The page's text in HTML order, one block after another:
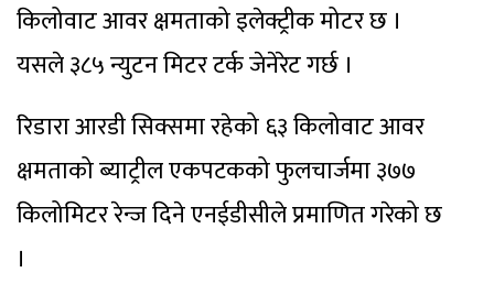
किलोवाट आवर क्षमताको इलेक्ट्रीक मोटर छ ।
यसले ३८५ न्युटन मिटर टर्क जेनेरेट गर्छ ।
रिडारा आरडी सिक्समा रहेको ६३ किलोवाट आवर
क्षमताको ब्याट्रील एकपटकको फुलचार्जमा ३७७
किलोमिटर रेन्ज दिने एनईडीसीले प्रमाणित गरेको छ
।